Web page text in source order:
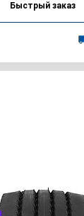
Быстрый заказ